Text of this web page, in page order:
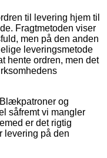
til levering hjem til
Fragtmetoden viser
men på den anden
leveringsmetode
hente ordren, men det
og
såfremt vi mangler
er det rigtig
levering på den